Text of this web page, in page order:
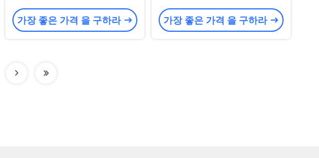
가장 좋은 가격 을 구하라 가장 좋은 가격 을 구하라